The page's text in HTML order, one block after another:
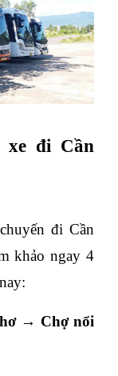
xe đi Cần
đi Cần
khảo ngay 4
→ Chợ nổi